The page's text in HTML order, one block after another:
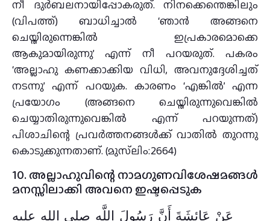
നീ ദുര്‍ബലനായിപ്പോകരുത്. നിനക്കെന്തെങ്കിലും
(വിപത്ത്) ബാധിച്ചാല്‍ ‘ഞാന്‍ അങ്ങനെ
ചെയ്തിരുന്നെങ്കില്‍ ഇപ്രകാരമൊക്കെ
ആകുമായിരുന്നു’ എന്ന് നീ പറയരുത്. പകരം
‘അല്ലാഹു കണക്കാക്കിയ വിധി, അവനുദ്ദേശിച്ചത്
നടന്നു’ എന്ന് പറയുക. കാരണം ‘എങ്കില്‍’ എന്ന
പ്രയോഗം (അങ്ങനെ ചെയ്തിരുന്നുവെങ്കില്‍
ചെയ്യാതിരുന്നുവെങ്കില്‍ എന്ന് പറയുന്നത്)
പിശാചിന്റെ പ്രവര്‍ത്തനങ്ങള്‍ക്ക് വാതില്‍ തുറന്നു
കൊടുക്കുന്നതാണ്. (മുസ്‌ലിം:2664)
10. അല്ലാഹുവിന്റെ നാമഗുണവിശേഷമങ്ങള്‍
മനസ്സിലാക്കി അവനെ ഇഷ്ടപ്പെടുക
عَنْ عَائِشَةَ أَنَّ رَسُولَ اللَّهِ صلى الله عليه